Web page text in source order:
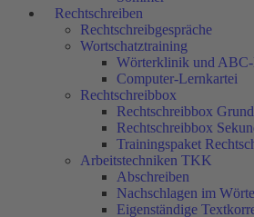
Rechtschreiben
Rechtschreibgespräche
Wortschatztraining
Wörterklinik und
Computer-Lernkartei
Rechtschreibbox
Rechtschreibbox
Rechtschreibbox
Trainingspaket
Arbeitstechniken TKK
Abschreiben
Nachschlagen im
Eigenständige